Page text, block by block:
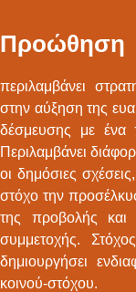
Προώθηση
περιλαμβάνει
στην αύξηση της
δέσμευσης με ένα
Περιλαμβάνει
οι δημόσιες
στόχο την
της προβολής
συμμετοχής.
δημιουργήσει
κοινού-στόχου.